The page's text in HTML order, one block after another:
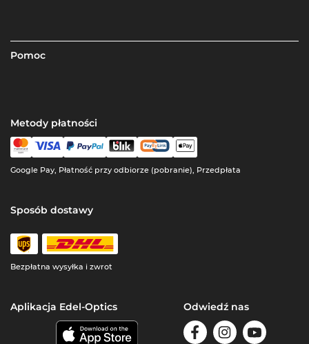
Pomoc
Metody płatności
Google Pay, Płatność przy odbiorze (pobranie), Przedpłata
Sposób dostawy
Bezpłatna wysyłka i zwrot
Aplikacja Edel-Optics Odwiedź nas